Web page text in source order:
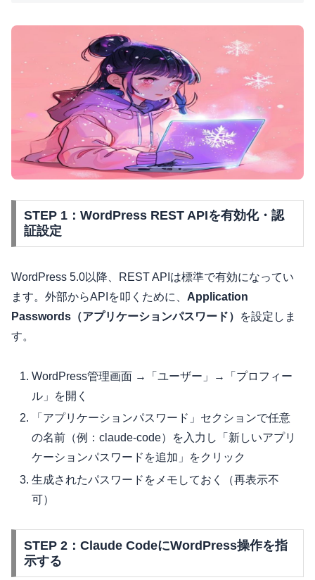
STEP 1：WordPress REST APIを有効化・認
証設定
WordPress 5.0以降、REST APIは標準で有効になってい
ます。外部からAPIを叩くために、 Application
Passwords（アプリケーションパスワード）
を設定しま
す。
WordPress管理画面 →「ユーザー」→「プロフィー
ル」を開く
「アプリケーションパスワード」セクションで任意
の名前（例：claude-code）を入力し「新しいアプリ
ケーションパスワードを追加」をクリック
生成されたパスワードをメモしておく（再表示不
可）
STEP 2：Claude CodeにWordPress操作を指
示する